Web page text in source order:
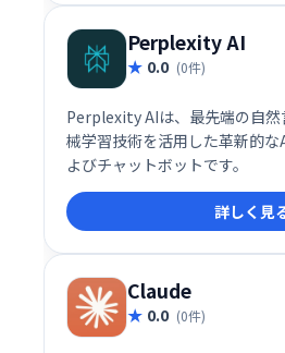
Perplexity AI
0.0 (0件)
Perplexity AIは、最先端の自
械学習技術を活用した革新的
よびチャットボットです。
詳しく見
Claude
0.0 (0件)